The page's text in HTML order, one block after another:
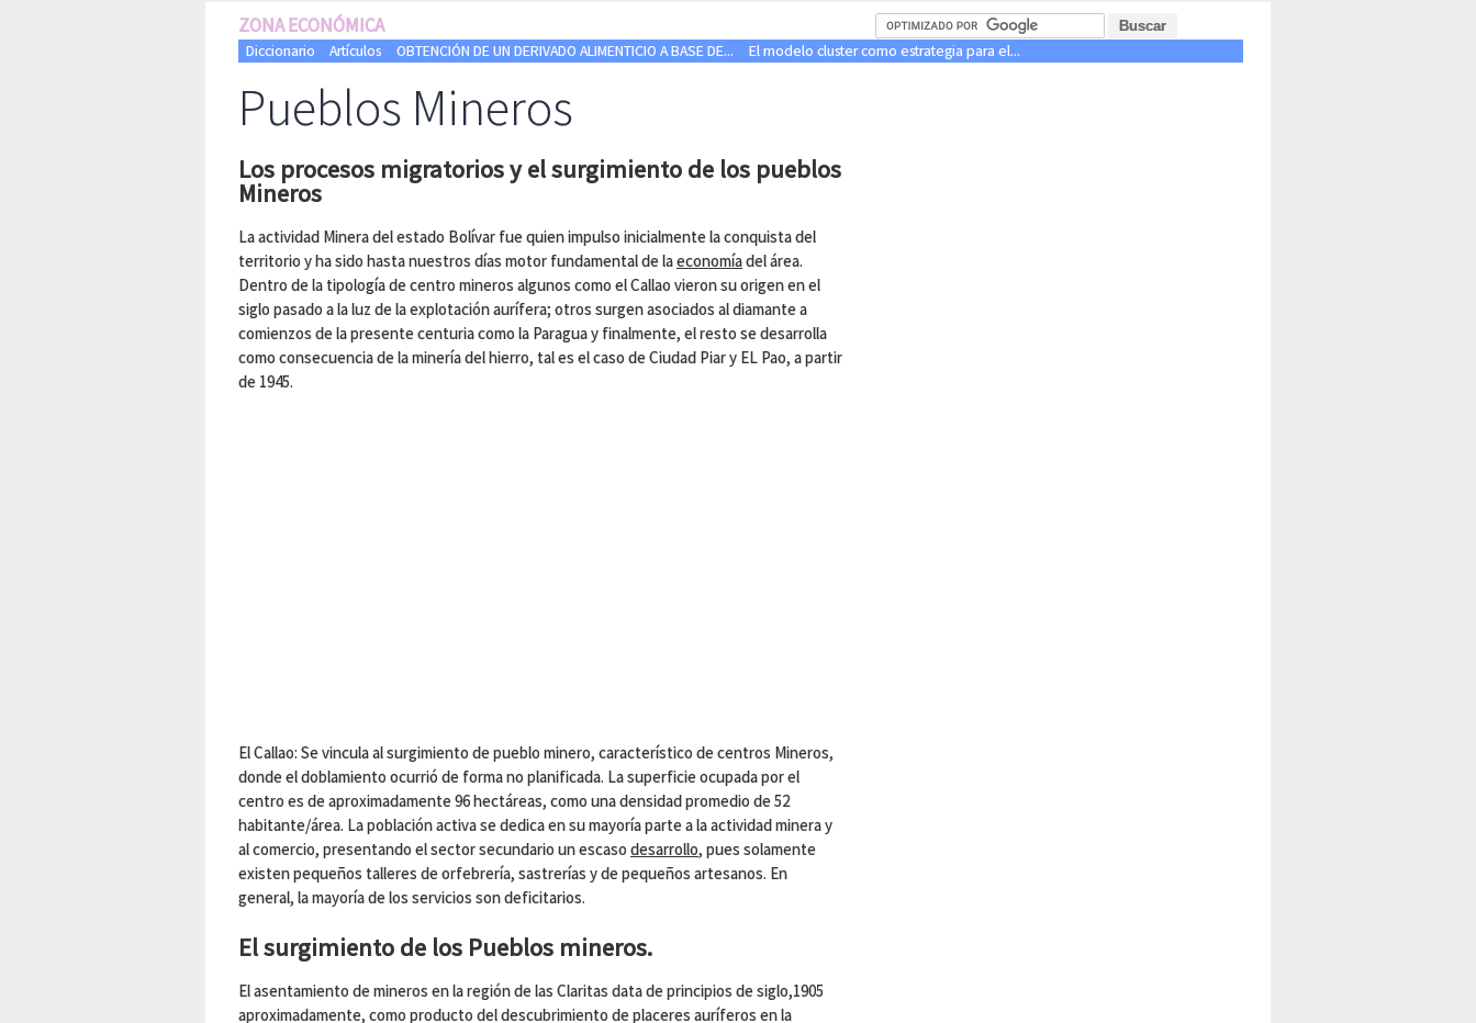
ZONA ECONÓMICA
Diccionario Artículos OBTENCIÓN DE UN DERIVADO ALIMENTICIO A BASE DE... El modelo cluster como estrategia para el...
Pueblos Mineros
Los procesos migratorios y el surgimiento de los pueblos
Mineros
La actividad Minera del estado Bolívar fue quien impulso inicialmente la conquista del
territorio y ha sido hasta nuestros días motor fundamental de laeconomíadel área.
Dentro de la tipología de centro mineros algunos como el Callao vieron su origen en el
siglo pasado a la luz de la explotación aurífera; otros surgen asociados al diamante a
comienzos de la presente centuria como la Paragua y finalmente, el resto se desarrolla
como consecuencia de la minería del hierro, tal es el caso de Ciudad Piar y EL Pao, a partir
de 1945.
El Callao: Se vincula al surgimiento de pueblo minero, característico de centros Mineros,
donde el doblamiento ocurrió de forma no planificada. La superficie ocupada por el
centro es de aproximadamente 96 hectáreas, como una densidad promedio de 52
habitante/área. La población activa se dedica en su mayoría parte a la actividad minera y
al comercio, presentando el sector secundario un escaso desarrollo, pues solamente
existen pequeños talleres de orfebrería, sastrerías y de pequeños artesanos. En
general, la mayoría de los servicios son deficitarios.
El surgimiento de los Pueblos mineros.
El asentamiento de mineros en la región de las Claritas data de principios de siglo,1905
aproximadamente, como producto del descubrimiento de placeres auríferos en la